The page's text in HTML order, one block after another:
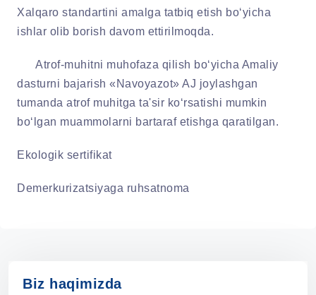
Xalqaro standartini amalga tatbiq etish bo‘yicha
ishlar olib borish davom ettirilmoqda.
Atrof-muhitni muhofaza qilish bo‘yicha Amaliy
dasturni bajarish «Navoyazot» AJ joylashgan
tumanda atrof muhitga ta'sir ko‘rsatishi mumkin
bo‘lgan muammolarni bartaraf etishga qaratilgan.
Ekologik sertifikat
Demerkurizatsiyaga ruhsatnoma
Biz haqimizda